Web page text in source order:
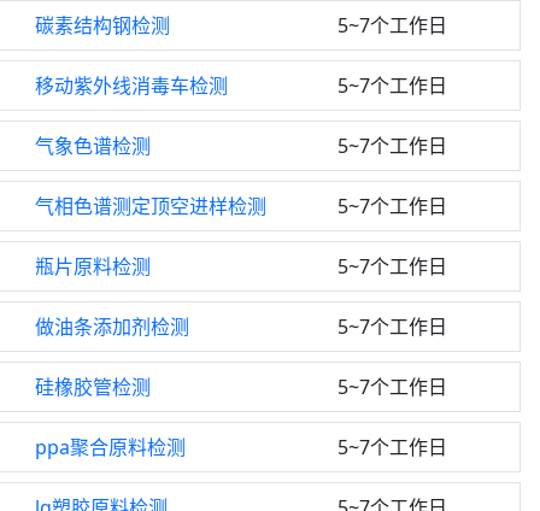
碳素结构钢检测 5~7个工作日
移动紫外线消毒车检测 5~7个工作日
气象色谱检测 5~7个工作日
气相色谱测定顶空进样检测 5~7个工作日
瓶片原料检测 5~7个工作日
做油条添加剂检测 5~7个工作日
硅橡胶管检测 5~7个工作日
ppa聚合原料检测 5~7个工作日